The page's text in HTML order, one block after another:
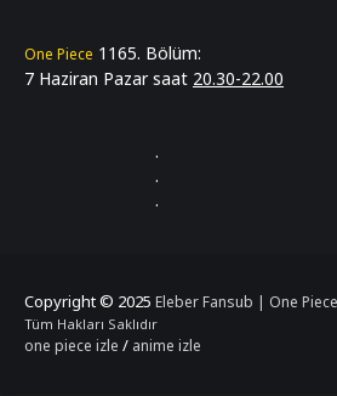
One Piece 1165. Bölüm:
7 Haziran Pazar saat 20.30-22.00
‎ ‎ ‎ ‎ ‎ ‎ ‎ ‎ ‎ ‎ ‎ ‎ ‎ ‎ ‎ ‎ ‎ ‎ ‎ ‎ ‎ ‎ ‎ ‎ ‎ ‎ ‎ .
‎ ‎ ‎ ‎ ‎ ‎ ‎ ‎ ‎ ‎ ‎ ‎ ‎ ‎ ‎ ‎ ‎ ‎ ‎ ‎ ‎ ‎ ‎ ‎ ‎ ‎ ‎ .
‎ ‎ ‎ ‎ ‎ ‎ ‎ ‎ ‎ ‎ ‎ ‎ ‎ ‎ ‎ ‎ ‎ ‎ ‎ ‎ ‎ ‎ ‎ ‎ ‎ ‎ ‎ .
Copyright © 2025 Eleber Fansub | One
Tüm Hakları Saklıdır
one piece izle / anime izle